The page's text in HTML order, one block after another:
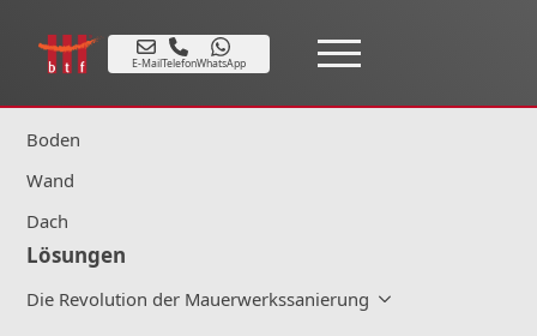
E-MailTelefonWhatsApp
Produkte
Boden
Wand
Dach
Lösungen
Die Revolution der Mauerwerkssanierung